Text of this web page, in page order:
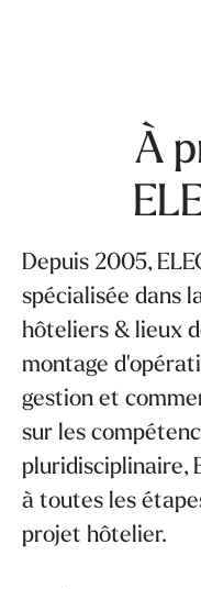
À
Depuis 2005,
spécialisée dans
hôteliers & lieux
montage
gestion et
sur les
pluridisciplinaire,
à toutes les
projet hôtelier.